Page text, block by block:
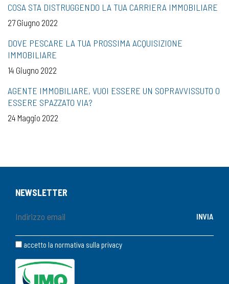
COSA STA DISTRUGGENDO LA TUA CARRIERA IMMOBILIARE
27 Giugno 2022
DOVE PESCARE LA TUA PROSSIMA ACQUISIZIONE
IMMOBILIARE
14 Giugno 2022
AGENTE IMMOBILIARE, VUOI ESSERE UN SOPRAVVISSUTO O
ESSERE SPAZZATO VIA?
24 Maggio 2022
NEWSLETTER
accetto la normativa sulla privacy